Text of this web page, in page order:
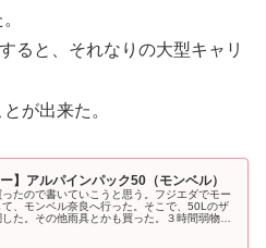
ると、それなりの大型キャリ
が出来た。
ー】アルパインパック50（モンベル）
たので書いていこうと思う。フジエダでモー
て、モンベル奈良へ行った。そこで、50Lのザ
た。その他雨具とかも買った。３時間弱物色